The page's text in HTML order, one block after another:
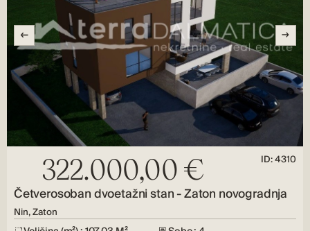
322.000,00 € ID: 4310
Četverosoban dvoetažni stan - Zaton novogradnja
Nin, Zaton